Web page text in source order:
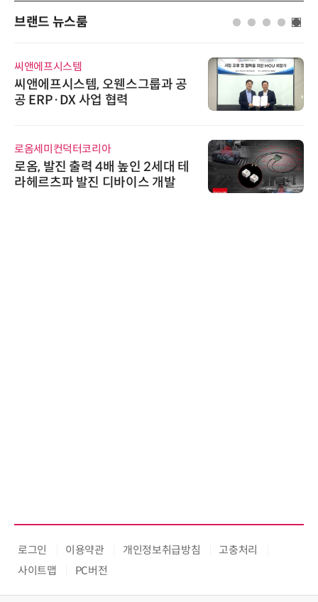
브랜드 뉴스룸
앤에프시스템
앤에프시스템, 오웬스그룹과 공
ERP·DX 사업 협력
옴세미컨덕터코리아
옴, 발진 출력 4배 높인 2세대 테
헤르츠파 발진 디바이스 개발
에
상
트
노
노
난
기
로그인 이용약관 개인정보취급방침
고충처리
사이트맵
PC버전